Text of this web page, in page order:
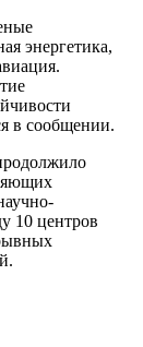
энергетика,
в сообщении.
10 центров